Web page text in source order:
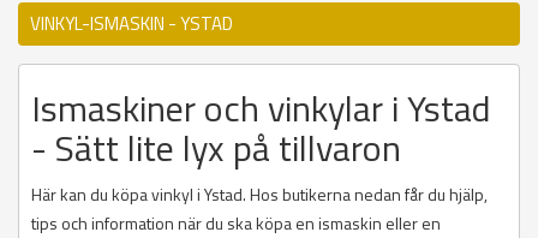
VINKYL-ISMASKIN - YSTAD
Ismaskiner och vinkylar i Ystad
- Sätt lite lyx på tillvaron
Här kan du köpa vinkyl i Ystad. Hos butikerna nedan får du hjälp,
tips och information när du ska köpa en ismaskin eller en